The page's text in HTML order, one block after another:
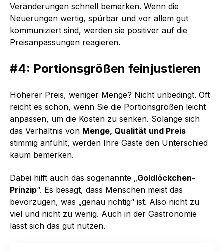
Veränderungen schnell bemerken. Wenn die
Neuerungen wertig, spürbar und vor allem gut
kommuniziert sind, werden sie positiver auf die
Preisanpassungen reagieren.
#4: Portionsgrößen feinjustieren
Höherer Preis, weniger Menge? Nicht unbedingt. Oft
reicht es schon, wenn Sie die Portionsgrößen leicht
anpassen, um die Kosten zu senken. Solange sich
das Verhältnis von Menge, Qualität und Preis
stimmig anfühlt, werden Ihre Gäste den Unterschied
kaum bemerken.
Dabei hilft auch das sogenannte „Goldlöckchen-
Prinzip“. Es besagt, dass Menschen meist das
bevorzugen, was „genau richtig“ ist. Also nicht zu
viel und nicht zu wenig. Auch in der Gastronomie
lässt sich das gut nutzen.